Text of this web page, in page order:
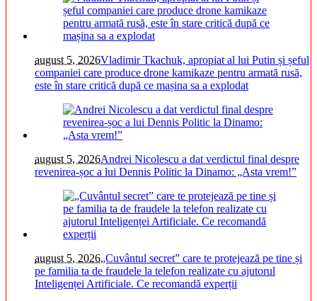
august 5, 2026Vladimir Tkachuk, apropiat al lui Putin și șeful
companiei care produce drone kamikaze pentru armată rusă,
este în stare critică după ce mașina sa a explodat
august 5, 2026Andrei Nicolescu a dat verdictul final despre
revenirea-șoc a lui Dennis Politic la Dinamo: „Asta vrem!”
august 5, 2026„Cuvântul secret” care te protejează pe tine și
pe familia ta de fraudele la telefon realizate cu ajutorul
Inteligenței Artificiale. Ce recomandă experții